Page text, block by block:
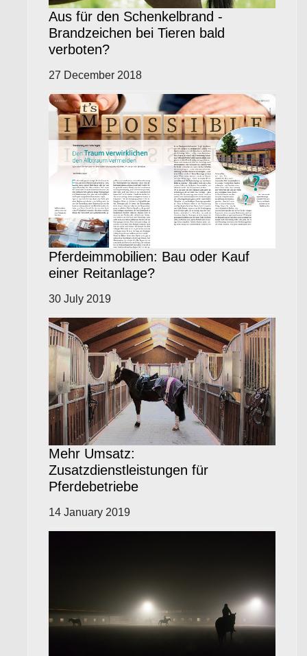
Aus für den Schenkelbrand -
Brandzeichen bei Tieren bald
verboten?
27 December 2018
Pferdeimmobilien: Bau oder Kauf
einer Reitanlage?
30 July 2019
Mehr Umsatz:
Zusatzdienstleistungen für
Pferdebetriebe
14 January 2019